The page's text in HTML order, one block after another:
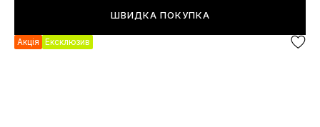
ШВИДКА ПОКУПКА
Акція Ексклюзив